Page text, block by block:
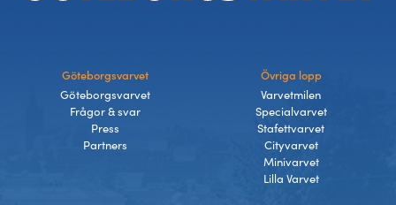
Göteborgsvarvet
Göteborgsvarvet
Frågor & svar
Press
Partners
Övriga lopp
Varvetmilen
Specialvarvet
Stafettvarvet
Cityvarvet
Minivarvet
Lilla Varvet